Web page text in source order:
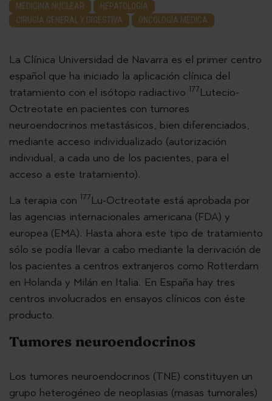
MEDICINA NUCLEAR
HEPATOLOGÍA
CIRUGÍA GENERAL Y DIGESTIVA
ONCOLOGÍA MÉDICA
La Clínica Universidad de Navarra es el primer centro
español que ha iniciado la aplicación clínica del
tratamiento con el isótopo radiactivo 177Lutecio-
Octreotate en pacientes con tumores
neuroendocrinos metastásicos, bien diferenciados,
mediante acceso individualizado (autorización
individual, a cada uno de los pacientes, para el
acceso a este tratamiento).
La terapia con 177Lu-Octreotate está aprobada por
las agencias internacionales americana (FDA) y
europea (EMA). Hasta ahora este tipo de tratamiento
sólo se podía llevar a cabo mediante la derivación de
los pacientes a centros extranjeros como Rotterdam
en Holanda y Milán en Italia. En España hay tres
centros involucrados en ensayos clínicos con éste
producto.
Tumores neuroendocrinos
Los tumores neuroendocrinos (TNE) constituyen un
grupo heterogéneo de neoplasias (masas tumorales)